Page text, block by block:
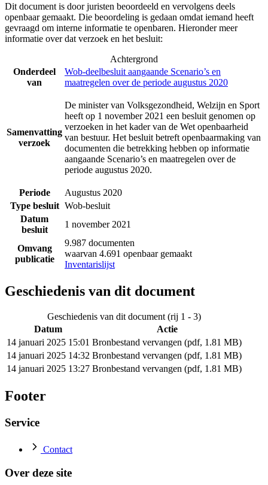
Dit document is door juristen beoordeeld en vervolgens deels
openbaar gemaakt. Die beoordeling is gedaan omdat iemand heeft
gevraagd om interne informatie te openbaren. Hieronder meer
informatie over dat verzoek en het besluit:
Achtergrond
Onderdeel
van
Wob-deelbesluit aangaande Scenario’s en
maatregelen over de periode augustus 2020
Samenvatting
verzoek
De minister van Volksgezondheid, Welzijn en Sport
heeft op 1 november 2021 een besluit genomen op
verzoeken in het kader van de Wet openbaarheid
van bestuur. Het besluit betreft openbaarmaking van
documenten die betrekking hebben op informatie
aangaande Scenario’s en maatregelen over de
periode augustus 2020.
Periode
Augustus 2020
Type besluit Wob-besluit
Datum
besluit
1 november 2021
Omvang
publicatie
9.987 documenten
waarvan 4.691 openbaar gemaakt
Inventarislijst
Geschiedenis van dit document
Geschiedenis van dit document (rij 1 - 3)
Datum
Actie
14 januari 2025 15:01 Bronbestand vervangen (pdf, 1.81 MB)
14 januari 2025 14:32 Bronbestand vervangen (pdf, 1.81 MB)
14 januari 2025 13:27 Bronbestand vervangen (pdf, 1.81 MB)
Footer
Service
Contact
Over deze site